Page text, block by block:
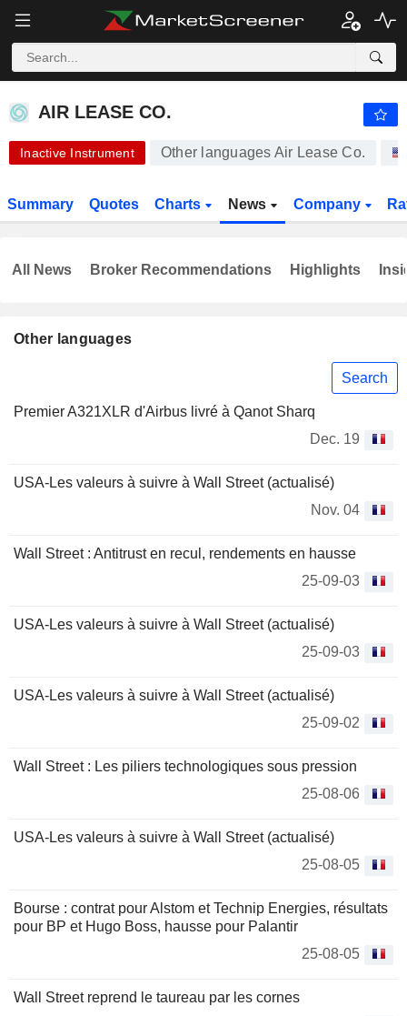
AIR LEASE CO.
AIR LEASE CO.
Inactive Instrument Other languages Air Lease Co.
Summary Quotes Charts News Company
Other languages
Search
Premier A321XLR d'Airbus livré à Qanot Sharq
Dec. 19
USA-Les valeurs à suivre à Wall Street (actualisé)
Nov. 04
Wall Street : Antitrust en recul, rendements en hausse
25-09-03
USA-Les valeurs à suivre à Wall Street (actualisé)
25-09-03
USA-Les valeurs à suivre à Wall Street (actualisé)
25-09-02
Wall Street : Les piliers technologiques sous pression
25-08-06
USA-Les valeurs à suivre à Wall Street (actualisé)
25-08-05
Bourse : contrat pour Alstom et Technip Energies, résultats
pour BP et Hugo Boss, hausse pour Palantir
25-08-05
Wall Street reprend le taureau par les cornes
All News Broker Recommendations Highlights